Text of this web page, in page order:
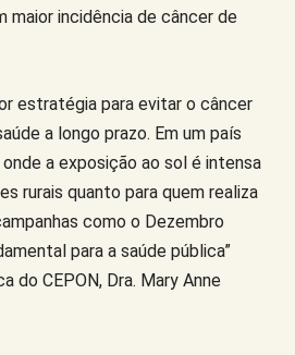
maior incidência de câncer de
estratégia para evitar o câncer
a longo prazo. Em um país
a exposição ao sol é intensa
rurais quanto para quem realiza
como o Dezembro
para a saúde pública”
do CEPON, Dra. Mary Anne